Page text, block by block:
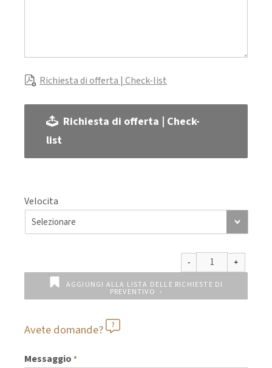
Richiesta di offerta | Check-list
Richiesta di offerta | Check-
list
Velocita
AGGIUNGI ALLA LISTA DELLE RICHIESTE DI
PREVENTIVO
Avete domande?
Messaggio *